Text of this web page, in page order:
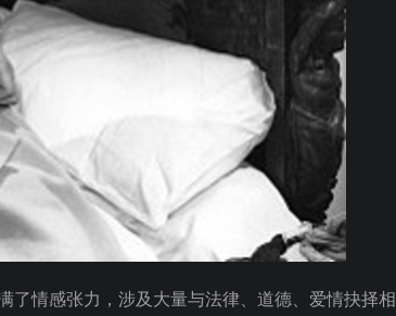
了情感张力，涉及大量与法律、道德、爱情抉择相